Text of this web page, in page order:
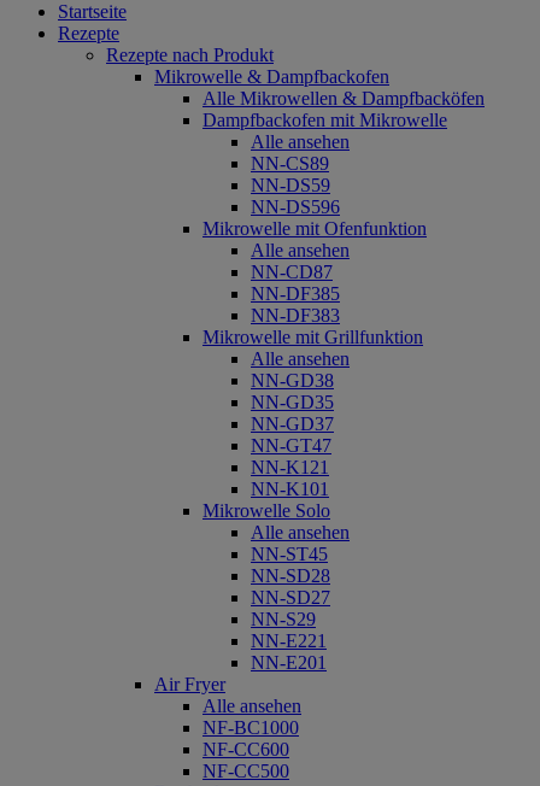
Startseite
Rezepte
Rezepte nach Produkt
Mikrowelle & Dampfbackofen
Alle Mikrowellen & Dampfbacköfen
Dampfbackofen mit Mikrowelle
Alle ansehen
NN-CS89
NN-DS59
NN-DS596
Mikrowelle mit Ofenfunktion
Alle ansehen
NN-CD87
NN-DF385
NN-DF383
Mikrowelle mit Grillfunktion
Alle ansehen
NN-GD38
NN-GD35
NN-GD37
NN-GT47
NN-K121
NN-K101
Mikrowelle Solo
Alle ansehen
NN-ST45
NN-SD28
NN-SD27
NN-S29
NN-E221
NN-E201
Air Fryer
Alle ansehen
NF-BC1000
NF-CC600
NF-CC500